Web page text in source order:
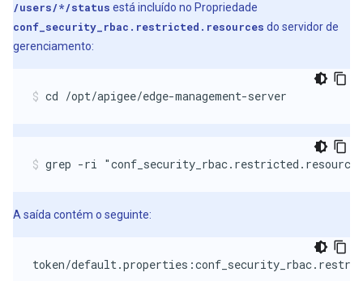
/users/*/status está incluído no Propriedade
conf_security_rbac.restricted.resources do servidor de
gerenciamento:
cd /opt/apigee/edge-management-server
grep -ri
A saída contém o seguinte:
token/